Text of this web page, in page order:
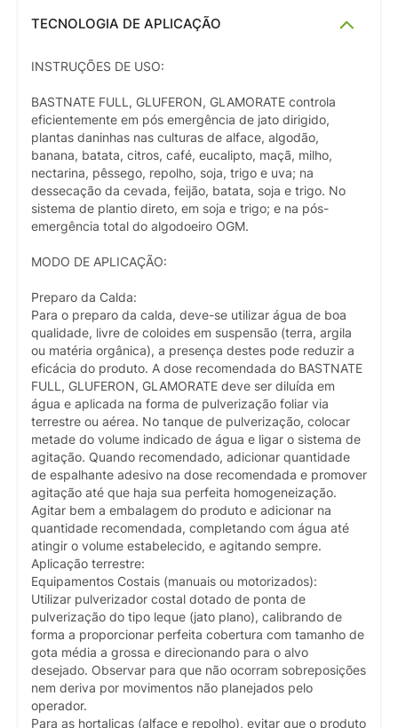
TECNOLOGIA DE APLICAÇÃO
INSTRUÇÕES DE USO:
BASTNATE FULL, GLUFERON, GLAMORATE controla
eficientemente em pós emergência de jato dirigido,
plantas daninhas nas culturas de alface, algodão,
banana, batata, citros, café, eucalipto, maçã, milho,
nectarina, pêssego, repolho, soja, trigo e uva; na
dessecação da cevada, feijão, batata, soja e trigo. No
sistema de plantio direto, em soja e trigo; e na pós-
emergência total do algodoeiro OGM.
MODO DE APLICAÇÃO:
Preparo da Calda:
Para o preparo da calda, deve-se utilizar água de boa
qualidade, livre de coloides em suspensão (terra, argila
ou matéria orgânica), a presença destes pode reduzir a
eficácia do produto. A dose recomendada do BASTNATE
FULL, GLUFERON, GLAMORATE deve ser diluída em
água e aplicada na forma de pulverização foliar via
terrestre ou aérea. No tanque de pulverização, colocar
metade do volume indicado de água e ligar o sistema de
agitação. Quando recomendado, adicionar quantidade
de espalhante adesivo na dose recomendada e promover
agitação até que haja sua perfeita homogeneização.
Agitar bem a embalagem do produto e adicionar na
quantidade recomendada, completando com água até
atingir o volume estabelecido, e agitando sempre.
Aplicação terrestre:
Equipamentos Costais (manuais ou motorizados):
Utilizar pulverizador costal dotado de ponta de
pulverização do tipo leque (jato plano), calibrando de
forma a proporcionar perfeita cobertura com tamanho de
gota média a grossa e direcionando para o alvo
desejado. Observar para que não ocorram sobreposições
nem deriva por movimentos não planejados pelo
operador.
Para as hortaliças (alface e repolho), evitar que o produto